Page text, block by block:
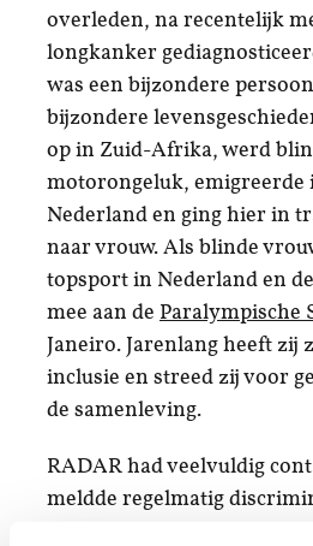
overleden, na recentelijk
longkanker
was een bijzondere
bijzondere
op in Zuid-Afrika, werd
motorongeluk, emigreerde
Nederland en ging hier in
naar vrouw. Als blinde
topsport in Nederland en
mee aan de Paralympische
Janeiro. Jarenlang heeft zij
inclusie en streed zij voor
de samenleving.
RADAR had veelvuldig
meldde regelmatig